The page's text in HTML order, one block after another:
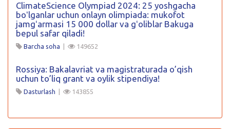
ClimateScience Olympiad 2024: 25 yoshgacha
boʻlganlar uchun onlayn olimpiada: mukofot
jamgʻarmasi 15 000 dollar va gʻoliblar Bakuga
bepul safar qiladi!
Barcha soha 149652
Rossiya: Bakalavriat va magistraturada o’qish
uchun to’liq grant va oylik stipendiya!
Dasturlash 143855